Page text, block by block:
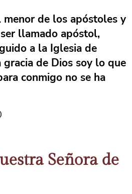
menor de los apóstoles y
llamado apóstol,
a la Iglesia de
de Dios soy lo que
conmigo no se ha
Señora de